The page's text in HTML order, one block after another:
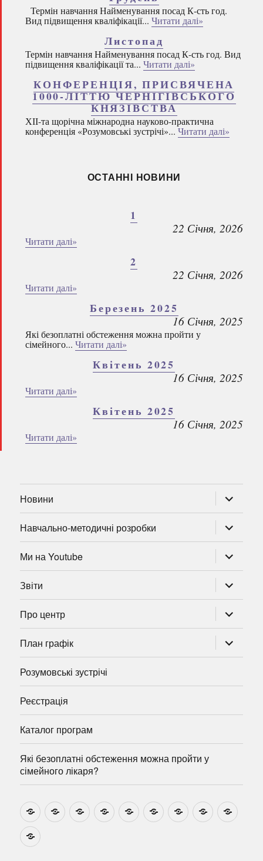
Термін навчання Найменування посад К-сть год.
Вид підвищення кваліфікації... Читати далі»
Листопад
Термін навчання Найменування посад К-сть год. Вид
підвищення кваліфікації та... Читати далі»
КОНФЕРЕНЦІЯ, ПРИСВЯЧЕНА
1000-ЛІТТЮ ЧЕРНІГІВСЬКОГО
КНЯЗІВСТВА
ХІІ-та щорічна міжнародна науково-практична
конференція «Розумовські зустрічі»... Читати далі»
ОСТАННІ НОВИНИ
1
22 Січня, 2026
Читати далі»
2
22 Січня, 2026
Читати далі»
Березень 2025
16 Січня, 2025
Які безоплатні обстеження можна пройти у
сімейного... Читати далі»
Квітень 2025
16 Січня, 2025
Читати далі»
Квітень 2025
16 Січня, 2025
Читати далі»
Новини
підменю
Навчально-методичні розробки
підменю
Ми на Youtube
підменю
Звіти
підменю
Про центр
підменю
План графік
підменю
Розумовські зустрічі
Реєстрація
Каталог програм
Які безоплатні обстеження можна пройти у
сімейного лікаря?
НовиниНавчально-
методичні
Ми
на
Звіти Про
центр
План
графік
Розумовські
зустрічі
Реєстрація
Які
безоплатні